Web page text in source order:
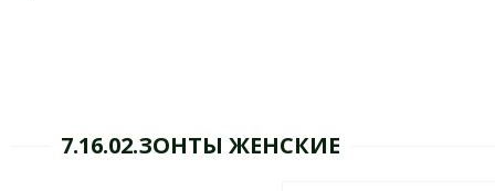
7.16.02.ЗОНТЫ ЖЕНСКИЕ